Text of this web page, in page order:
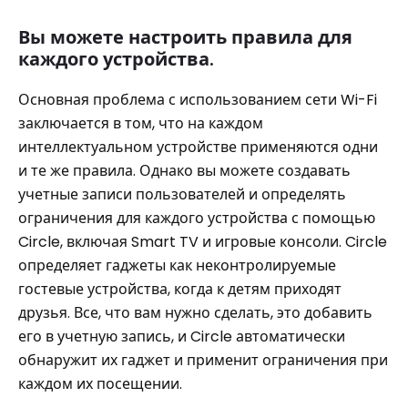
Вы можете настроить правила для
каждого устройства.
Основная проблема с использованием сети Wi-Fi
заключается в том, что на каждом
интеллектуальном устройстве применяются одни
и те же правила. Однако вы можете создавать
учетные записи пользователей и определять
ограничения для каждого устройства с помощью
Circle, включая Smart TV и игровые консоли. Circle
определяет гаджеты как неконтролируемые
гостевые устройства, когда к детям приходят
друзья. Все, что вам нужно сделать, это добавить
его в учетную запись, и Circle автоматически
обнаружит их гаджет и применит ограничения при
каждом их посещении.